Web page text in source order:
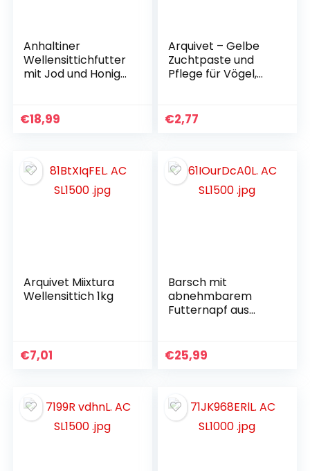
Anhaltiner
Wellensittichfutter
mit Jod und Honig
und Honig
€18,99
Arquivet – Gelbe
Zuchtpaste und
Pflege für Vögel,
Futter für alle
Vogelarten und
€2,77
Arquivet Miixtura
Wellensittich 1kg
€7,01
Barsch mit
abnehmbarem
Futternapf aus
€25,99